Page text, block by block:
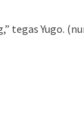
tegas Yugo.